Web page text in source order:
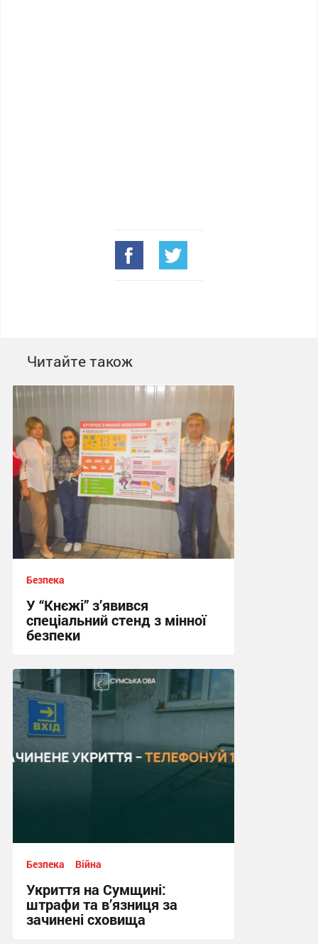
Читайте також
Безпека
У “Кнєжі” з’явився
спеціальний стенд з мінної
безпеки
17:24, 14.07.2026
Безпека Війна
Укриття на Сумщині:
штрафи та в’язниця за
зачинені сховища